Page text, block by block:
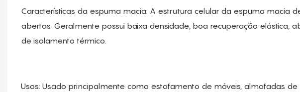
Características da espuma macia: A estrutura celular da espuma macia
abertas. Geralmente possui baixa densidade, boa recuperação elástica,
de isolamento térmico.
Usos: Usado principalmente como estofamento de móveis, almofadas